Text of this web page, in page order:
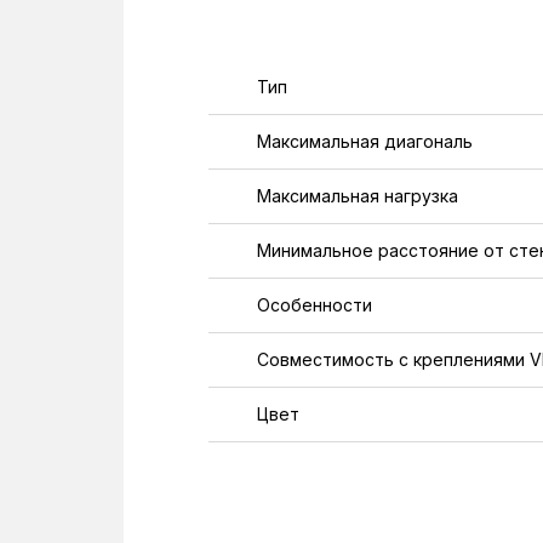
Тип
Максимальная диагональ
Максимальная нагрузка
Минимальное расстояние от
Особенности
Совместимость с креплениями
Цвет